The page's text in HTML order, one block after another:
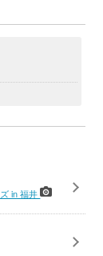
in 福井